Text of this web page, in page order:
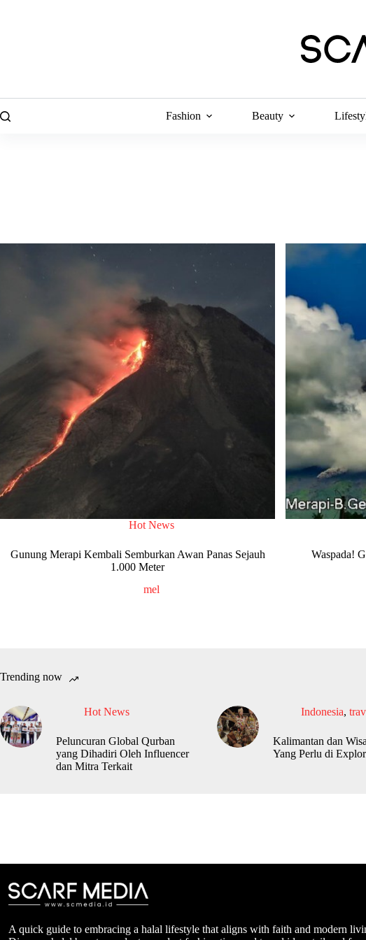
Fashion Beauty
Hot News
Gunung Merapi Kembali Semburkan Awan Panas Sejauh
1.000 Meter
mel
Waspada!
Trending now
Hot News
Peluncuran Global Qurban
yang Dihadiri Oleh Influencer
dan Mitra Terkait
Indonesia,
Kalimantan dan
Yang Perlu di
A quick guide to embracing a halal lifestyle that aligns with faith and modern